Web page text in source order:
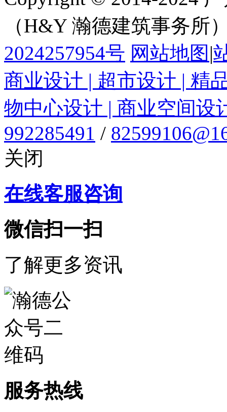
（H&Y 瀚德建筑事务所
2024257954号 网站地图 |
商业设计 | 超市设计 | 精
物中心设计 | 商业空间设
992285491 /
关闭
在线客服咨询
微信扫一扫
了解更多资讯
服务热线